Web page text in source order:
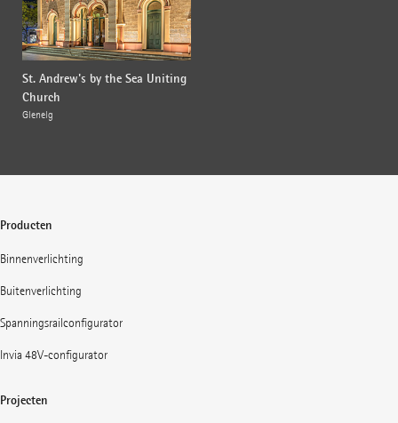
St. Andrew's by the Sea Uniting
Church
Glenelg
Producten
Binnenverlichting
Buitenverlichting
Spanningsrailconfigurator
Invia 48V-configurator
Projecten